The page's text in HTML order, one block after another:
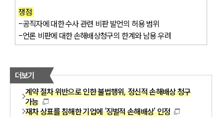
쟁점:
-공직자에 대한 수사 관련 비판 발언의 허용 범위
-언론 비판에 대한 손해배상청구의 한계와 남용 우려
더보기
계약 절차 위반으로 인한 불법행위, 정신적 손해배상 청구
가능
재차 상표를 침해한 기업에 ‘징벌적 손해배상’ 인정